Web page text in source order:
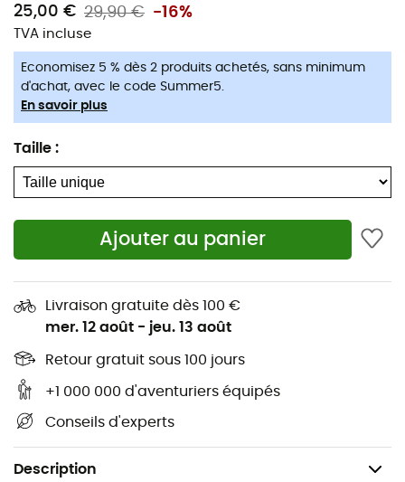
25,00 € 29,90 € -16%
TVA incluse
Economisez 5 % dès 2 produits achetés, sans minimum
d'achat, avec le code Summer5.
En savoir plus
Taille :
Ajouter au panier
Livraison gratuite dès 100 €
mer. 12 août - jeu. 13 août
Retour gratuit sous 100 jours
+1 000 000 d'aventuriers équipés
Conseils d'experts
Description
Vos vêtements aussi ont besoin
LeClothing Care Kitest le kit complet conçu par
Grangerspour prendre soin de vosvêtements. Vous
verrez, ils vous le rendront bien !
Un kit tout-en-un conçu pour répondre à tous les
besoins vestimentaires Active Wash restaure vos
couches de base Performance Wash nettoie tout
l’équipement technique, en maintenant l’étanchéité
existante Performance Repel vérifie tous les
équipements techniques, en rétablissant la finition DWR
Homologué Bluesign® Sans PFC